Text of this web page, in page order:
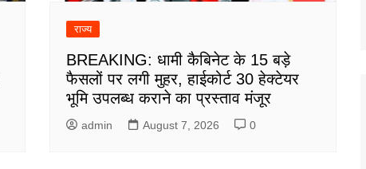
राज्य
BREAKING: धामी कैबिनेट के 15 बड़े
फैसलों पर लगी मुहर, हाईकोर्ट 30 हेक्टेयर
भूमि उपलब्ध कराने का प्रस्ताव मंजूर
admin August 7, 2026 0